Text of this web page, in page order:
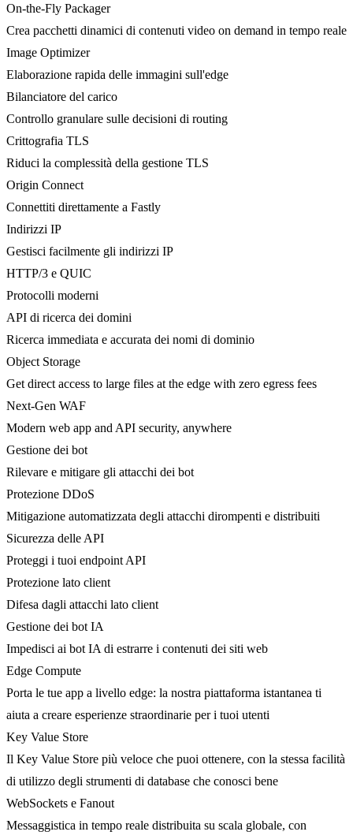
On-the-Fly Packager
Crea pacchetti dinamici di contenuti video on demand in tempo reale
Image Optimizer
Elaborazione rapida delle immagini sull'edge
Bilanciatore del carico
Controllo granulare sulle decisioni di routing
Crittografia TLS
Riduci la complessità della gestione TLS
Origin Connect
Connettiti direttamente a Fastly
Indirizzi IP
Gestisci facilmente gli indirizzi IP
HTTP/3 e QUIC
Protocolli moderni
API di ricerca dei domini
Ricerca immediata e accurata dei nomi di dominio
Object Storage
Get direct access to large files at the edge with zero egress fees
Next-Gen WAF
Modern web app and API security, anywhere
Gestione dei bot
Rilevare e mitigare gli attacchi dei bot
Protezione DDoS
Mitigazione automatizzata degli attacchi dirompenti e distribuiti
Sicurezza delle API
Proteggi i tuoi endpoint API
Protezione lato client
Difesa dagli attacchi lato client
Gestione dei bot IA
Impedisci ai bot IA di estrarre i contenuti dei siti web
Edge Compute
Porta le tue app a livello edge: la nostra piattaforma istantanea ti
aiuta a creare esperienze straordinarie per i tuoi utenti
Key Value Store
Il Key Value Store più veloce che puoi ottenere, con la stessa facilità
di utilizzo degli strumenti di database che conosci bene
WebSockets e Fanout
Messaggistica in tempo reale distribuita su scala globale, con